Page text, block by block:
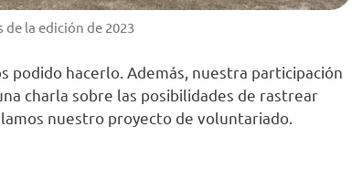
la edición de 2023
podido hacerlo. Además, nuestra participación
charla sobre las posibilidades de rastrear
nuestro proyecto de voluntariado.